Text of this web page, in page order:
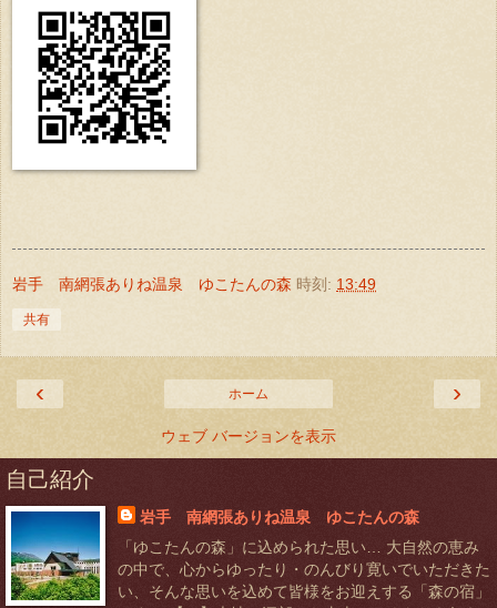
岩手 南網張ありね温泉 ゆこたんの森 時刻: 13:49
共有
‹ ›
ホーム
ウェブ バージョンを表示
自己紹介
岩手 南網張ありね温泉 ゆこたんの森
「ゆこたんの森」に込められた思い… 大自然の恵み
の中で、心からゆったり・のんびり寛いでいただきた
い、そんな思いを込めて皆様をお迎えする「森の宿」